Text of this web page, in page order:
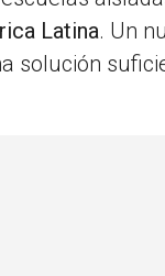
Latina. Un
solución